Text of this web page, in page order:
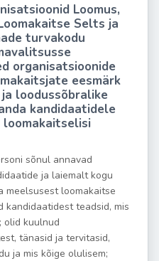
Loomus,
Selts ja
turvakodu
organisatsioonide
eesmärk
loodussõbralike
kandidaatidele
loomakaitselisi
sõnul annavad
ja laiemalt kogu
meelsusest loomakaitse
kandidaatidest teadsid, mis
olid kuulnud
tänasid ja tervitasid,
ja mis kõige olulisem;